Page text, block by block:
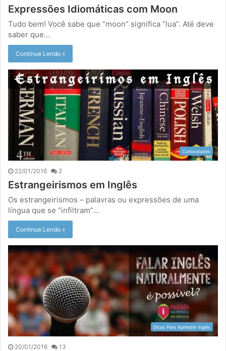
Expressões Idiomáticas com Moon
Tudo bem! Você sabe que “moon” significa “lua”. Até deve
saber que…
Continue Lendo »
Curiosidades
22/01/2016 2
Estrangeirismos em Inglês
Os estrangeirismos – palavras ou expressões de uma
língua que se “infiltram”…
Continue Lendo »
Dicas Para Aprender Inglês
20/01/2016 13